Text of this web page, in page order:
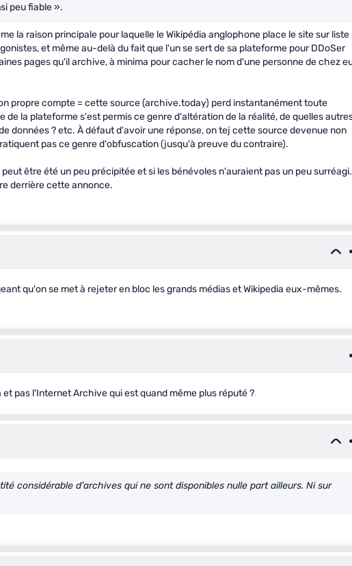
peu fiable ».
la raison principale pour laquelle le Wikipédia anglophone place le site sur liste
et même au-delà du fait que l'un se sert de sa plateforme pour DDoSer
pages qu'il archive, à minima pour cacher le nom d'une personne de chez
propre compte = cette source (archive.today) perd instantanément toute
la plateforme s'est permis ce genre d'altération de la réalité, de quelles
données ? etc. À défaut d'avoir une réponse, on tej cette source devenue non
pas ce genre d'obfuscation (jusqu'à preuve du contraire).
être été un peu précipitée et si les bénévoles n'auraient pas un peu surréagi.
derrière cette annonce.
qu'on se met à rejeter en bloc les grands médias et Wikipedia eux-mêmes.
pas l'Internet Archive qui est quand même plus réputé ?
considérable d’archives qui ne sont disponibles nulle part ailleurs. Ni sur